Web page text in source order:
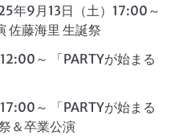
年9月13日（土）17:00～
佐藤海里 生誕祭
～ 「PARTYが始まる
～ 「PARTYが始まる
＆卒業公演